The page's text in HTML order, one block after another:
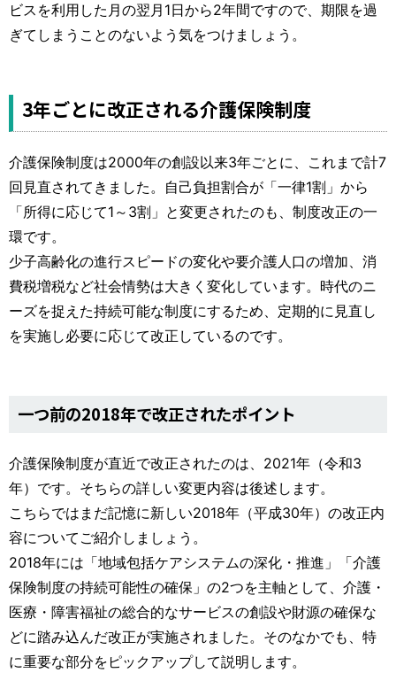
ビスを利用した月の翌月1日から2年間ですので、期限を過
ぎてしまうことのないよう気をつけましょう。
3年ごとに改正される介護保険制度
介護保険制度は2000年の創設以来3年ごとに、これまで計7
回見直されてきました。自己負担割合が「一律1割」から
「所得に応じて1～3割」と変更されたのも、制度改正の一
環です。
少子高齢化の進行スピードの変化や要介護人口の増加、消
費税増税など社会情勢は大きく変化しています。時代のニ
ーズを捉えた持続可能な制度にするため、定期的に見直し
を実施し必要に応じて改正しているのです。
一つ前の2018年で改正されたポイント
介護保険制度が直近で改正されたのは、2021年（令和3
年）です。そちらの詳しい変更内容は後述します。
こちらではまだ記憶に新しい2018年（平成30年）の改正内
容についてご紹介しましょう。
2018年には「地域包括ケアシステムの深化・推進」「介護
保険制度の持続可能性の確保」の2つを主軸として、介護・
医療・障害福祉の総合的なサービスの創設や財源の確保な
どに踏み込んだ改正が実施されました。そのなかでも、特
に重要な部分をピックアップして説明します。